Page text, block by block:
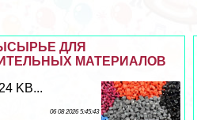
ДЛЯ
МАТЕРИАЛОВ
KB...
06 08 2026 5:45:43